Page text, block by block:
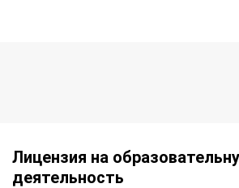
Лицензия на
деятельность